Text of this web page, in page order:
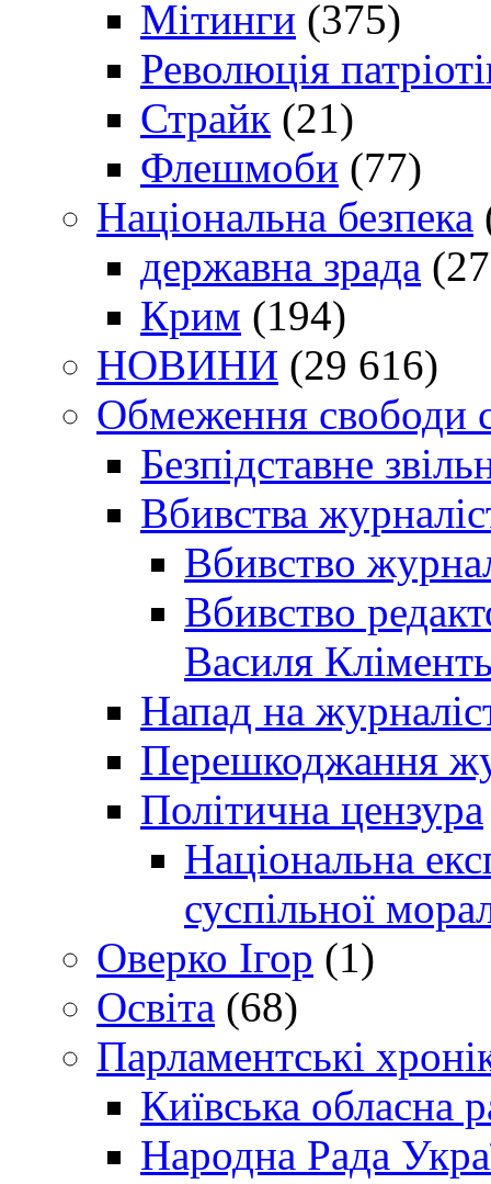
Мітинги (375)
Революція
Страйк (21)
Флешмоби (77)
Національна безпека
державна зрада
Крим (194)
НОВИНИ (29 616)
Обмеження свободи
Безпідставне
Вбивства
Вбивство
Вбивство
Василя
Напад на
Перешкоджання
Політична цензура
Національна
суспільної
Оверко Ігор (1)
Освіта (68)
Парламентські
Київська обласна
Народна Рада